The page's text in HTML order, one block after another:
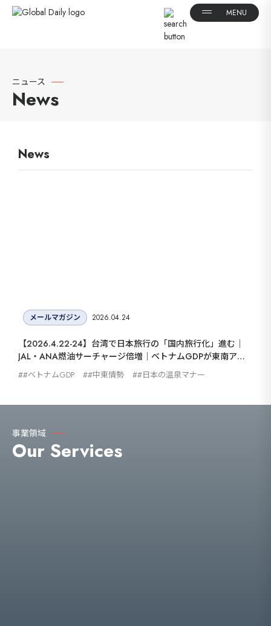
ニュース
News
News
メールマガジン 2026.04.24
【2026.4.22-24】台湾で日本旅行の「国内旅行化」進む｜
JAL・ANA燃油サーチャージ倍増｜ベトナムGDPが東南アジ
ア2位へ｜米国で関税払い戻し問題に注目
#ベトナムGDP #中東情勢 #日本の温泉マナー
事業領域
Our Services